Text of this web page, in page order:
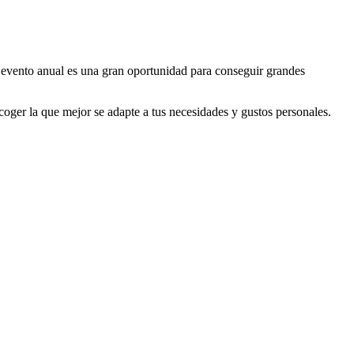
anual es una gran oportunidad para conseguir grandes
la que mejor se adapte a tus necesidades y gustos personales.